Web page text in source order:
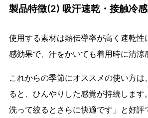
製品特徴(2) 吸汗速乾・接触冷
使用する素材は熱伝導率が高く速乾
感効果で、汗をかいても着用時に清涼
これからの季節にオススメの使い方
ると、ひんやりした感覚が持続しま
洗って絞るとさらに快適です」と好